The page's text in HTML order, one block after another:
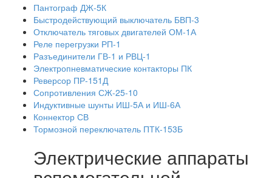
Пантограф ДЖ-5К
Быстродействующий выключатель БВП-3
Отключатель тяговых двигателей ОМ-1А
Реле перегрузки РП-1
Разъединители ГВ-1 и РВЦ-1
Электропневматические контакторы ПК
Реверсор ПР-151Д
Сопротивления СЖ-25-10
Индуктивные шунты ИШ-5А и ИШ-6А
Коннектор СВ
Тормозной переключатель ПТК-153Б
Электрические аппараты